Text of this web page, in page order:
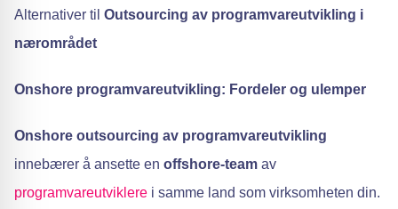
Alternativer til Outsourcing av programvareutvikling i
nærområdet
Onshore programvareutvikling: Fordeler og ulemper
Onshore outsourcing av programvareutvikling
innebærer å ansette en offshore-team av
programvareutviklere i samme land som virksomheten din.